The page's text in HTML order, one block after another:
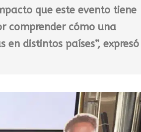
que este evento tiene
comprender cómo una
distintos países”, expresó